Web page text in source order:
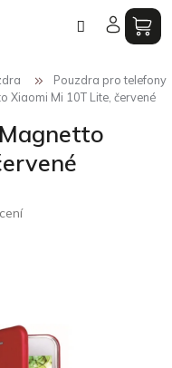
Pouzdra pro telefony
Xiaomi Mi 10T Lite, červené